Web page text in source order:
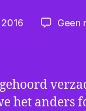
Geen
het anders